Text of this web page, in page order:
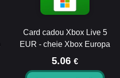
Card cadou Xbox Live 5
EUR - cheie Xbox Europa
5.06 €